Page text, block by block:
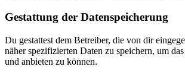
Gestattung der Datenspeicherung
Du gestattest dem Betreiber, die von dir
näher spezifizierten Daten zu speichern, um
und anbieten zu können.